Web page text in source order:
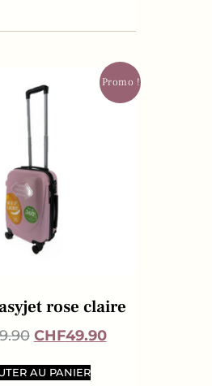
Promo !
rose claire
CHF49.90
AU PANIER